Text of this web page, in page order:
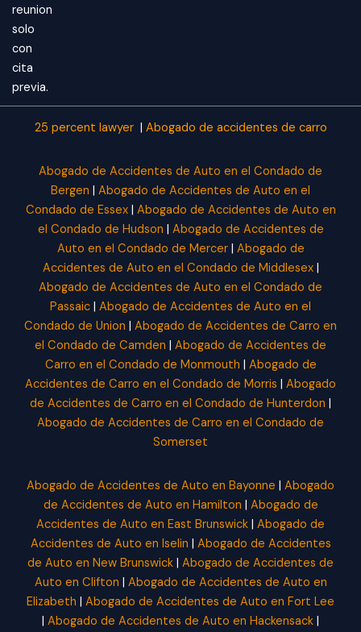
reunion
solo
con
cita
previa.
25 percent lawyer| Abogado de accidentes de carro
Abogado de Accidentes de Auto en el Condado de
Bergen | Abogado de Accidentes de Auto en el
Condado de Essex| Abogado de Accidentes de Auto en
el Condado de Hudson | Abogado de Accidentes de
Auto en el Condado de Mercer| Abogado de
Accidentes de Auto en el Condado de Middlesex|
Abogado de Accidentes de Auto en el Condado de
Passaic | Abogado de Accidentes de Auto en el
Condado de Union | Abogado de Accidentes de Carro en
el Condado de Camden | Abogado de Accidentes de
Carro en el Condado de Monmouth | Abogado de
Accidentes de Carro en el Condado de Morris | Abogado
de Accidentes de Carro en el Condado de Hunterdon |
Abogado de Accidentes de Carro en el Condado de
Somerset
Abogado de Accidentes de Auto en Bayonne | Abogado
de Accidentes de Auto en Hamilton | Abogado de
Accidentes de Auto en East Brunswick | Abogado de
Accidentes de Auto en Iselin | Abogado de Accidentes
de Auto en New Brunswick | Abogado de Accidentes de
Auto en Clifton | Abogado de Accidentes de Auto en
Elizabeth | Abogado de Accidentes de Auto en Fort Lee
| Abogado de Accidentes de Auto en Hackensack |